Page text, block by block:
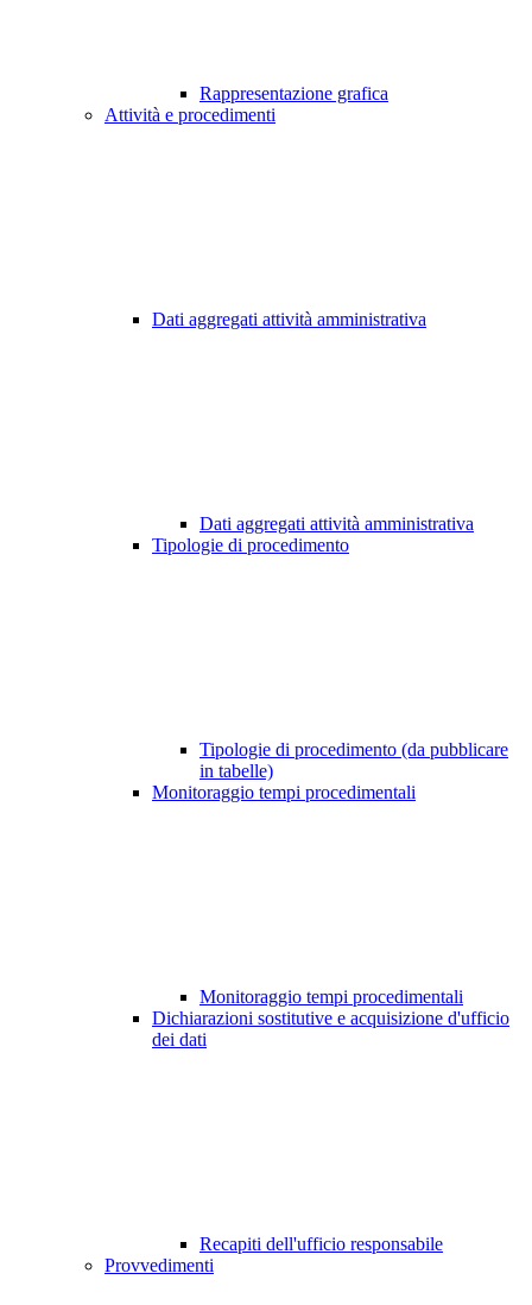
Rappresentazione grafica
Attività e procedimenti
Dati aggregati attività amministrativa
Dati aggregati attività amministrativa
Tipologie di procedimento
Tipologie di procedimento (da pubblicare
in tabelle)
Monitoraggio tempi procedimentali
Monitoraggio tempi procedimentali
Dichiarazioni sostitutive e acquisizione d'ufficio
dei dati
Recapiti dell'ufficio responsabile
Provvedimenti